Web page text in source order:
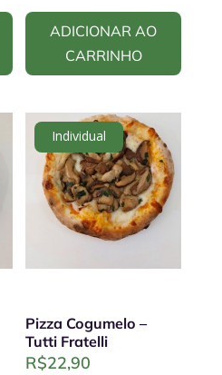
ADICIONAR AO
CARRINHO
Individual
Pizza Cogumelo –
Tutti Fratelli
R$22,90